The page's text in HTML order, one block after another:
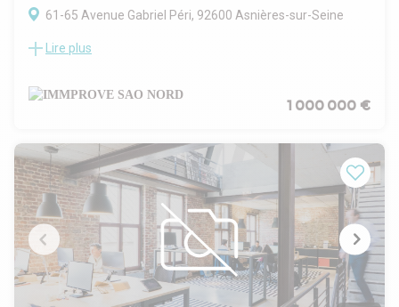
61-65 Avenue Gabriel Péri, 92600 Asnières-sur-Seine
IMMPROVE vous propose des bureaux de 252 m² à la vente
Gabriel Péri. Ce local est un actif immobilier de bon standing
qui propose des surfaces de bureaux rationnelles et
. Immeuble en très bon état
. Contrôle accès intérieur
. Environnement tertiaire
. Accès en voiture facile
. En face du métro Gabriel Péri
. Immeuble sécurisé
. Batterie d'ascenseurs
. Fibre optique
. Bureaux fonctionnels
Lire plus
1 000 000 €